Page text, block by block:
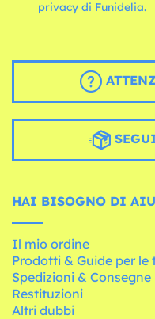
privacy di Funidelia.
HAI BISOGNO DI
Il mio ordine
Prodotti & Guide per le
Spedizioni & Consegne
Restituzioni
Altri dubbi